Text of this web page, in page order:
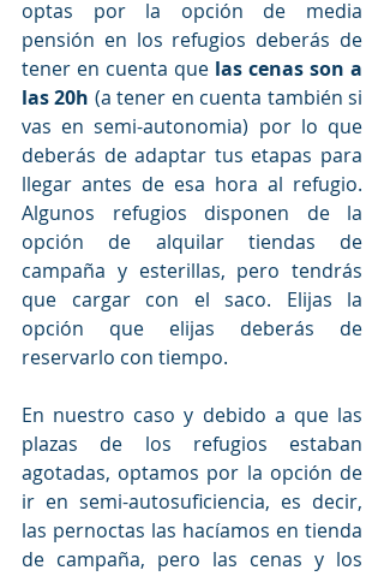
optas por la opción de media
pensión en los refugios deberás de
tener en cuenta que las cenas son a
las 20h (a tener en cuenta también si
vas en semi-autonomia) por lo que
deberás de adaptar tus etapas para
llegar antes de esa hora al refugio.
Algunos refugios disponen de la
opción de alquilar tiendas de
campaña y esterillas, pero tendrás
que cargar con el saco. Elijas la
opción que elijas deberás de
reservarlo con tiempo.
En nuestro caso y debido a que las
plazas de los refugios estaban
agotadas, optamos por la opción de
ir en semi-autosuficiencia, es decir,
las pernoctas las hacíamos en tienda
de campaña, pero las cenas y los